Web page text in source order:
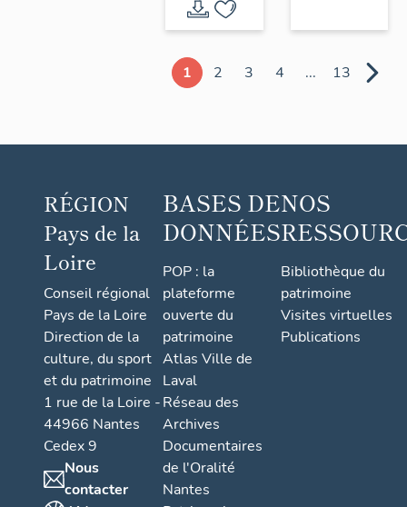
des
1 2 3 4 ... 13
RÉGION
Pays de la
Loire
Conseil régional
Pays de la Loire
Direction de la
culture, du sport
et du patrimoine
1 rue de la Loire -
44966 Nantes
Cedex 9
Nous
contacter
BASES DE
DONNÉES
POP : la
plateforme
ouverte du
patrimoine
Atlas Ville de
Laval
Réseau des
Archives
Documentaires
de l'Oralité
Nantes
NOS
Bibliothèque du
patrimoine
Visites virtuelles
Publications